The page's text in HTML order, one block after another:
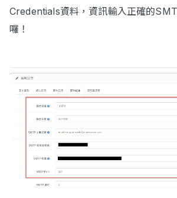
Credentials資料，資訊輸入正確的
囉！